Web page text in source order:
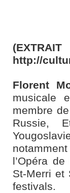
http://
Florent
musicale
membre
Russie,
l’Opéra
St-Merri et
festivals.